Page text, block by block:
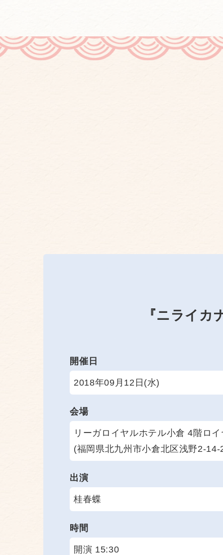
『ニライ
開催日
2018年09月12日(水)
会場
リーガロイヤルホテル小倉 4階ロ
(福岡県北九州市小倉北区浅野2-14-
出演
桂春蝶
時間
開演 15:30